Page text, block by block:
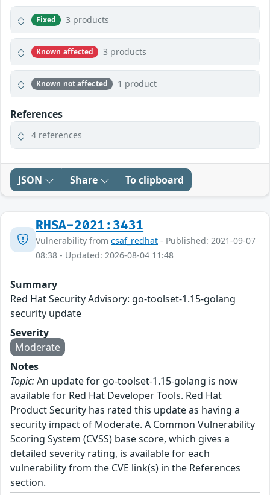
Fixed 3 products
Known affected 3 products
Known not affected 1 product
References
4 references
JSON Share To clipboard
RHSA-2021:3431
Vulnerability from csaf_redhat - Published: 2021-09-07
08:38 - Updated: 2026-08-04 11:48
Summary
Red Hat Security Advisory: go-toolset-1.15-golang
security update
Severity
Moderate
Notes
Topic:An update for go-toolset-1.15-golang is now
available for Red Hat Developer Tools. Red Hat
Product Security has rated this update as having a
security impact of Moderate. A Common Vulnerability
Scoring System (CVSS) base score, which gives a
detailed severity rating, is available for each
vulnerability from the CVE link(s) in the References
section.